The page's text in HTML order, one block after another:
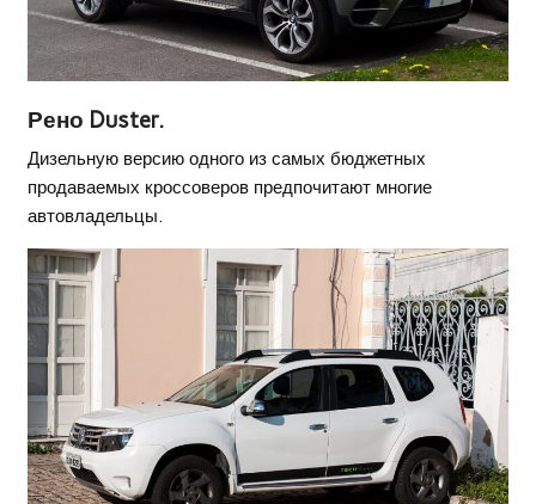
Рено Duster.
Дизельную версию одного из самых бюджетных
продаваемых кроссоверов предпочитают многие
автовладельцы.